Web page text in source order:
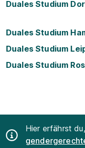
Duales Studium
Duales Studium
Duales Studium
Duales Studium
Hier erfährst